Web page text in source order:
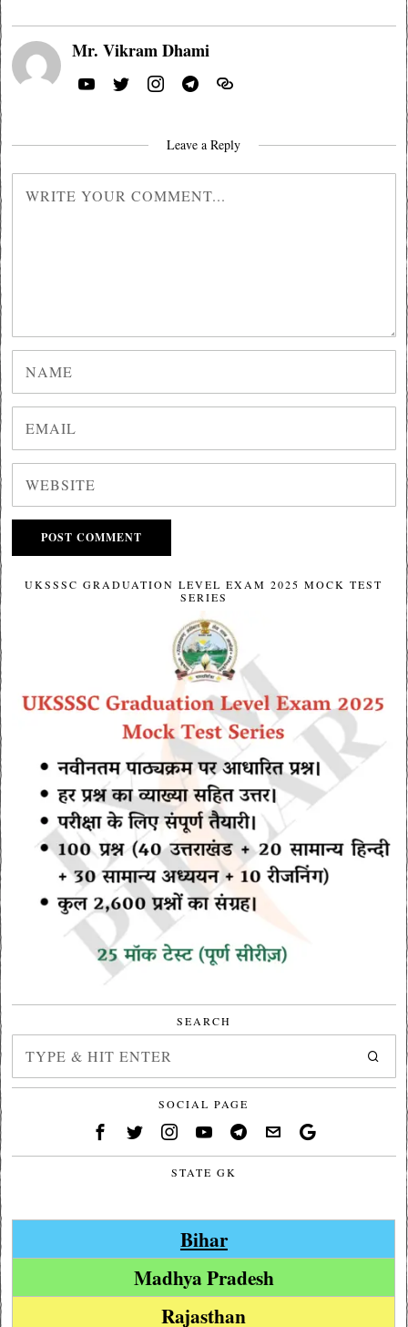
Mr. Vikram Dhami
Leave a Reply
UKSSSC GRADUATION LEVEL EXAM 2025 MOCK TEST
SERIES
SEARCH
SOCIAL PAGE
STATE GK
Bihar
Madhya Pradesh
Rajasthan